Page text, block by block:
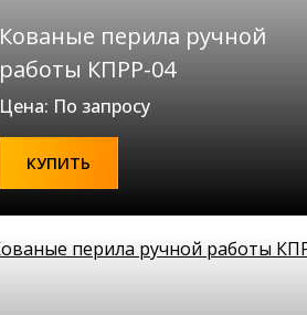
Кованые перила ручной
работы КПРР-04
Цена: По запросу
КУПИТЬ